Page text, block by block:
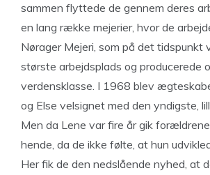
sammen flyttede de gennem deres
en lang række mejerier, hvor de
Nørager Mejeri, som på det tidspunkt
største arbejdsplads og producerede
verdensklasse. I 1968 blev
og Else velsignet med den yndigste,
Men da Lene var fire år gik
hende, da de ikke følte, at hun
Her fik de den nedslående nyhed, at